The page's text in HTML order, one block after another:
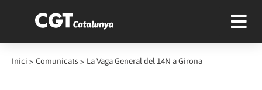
Inici > Comunicats > La Vaga General del 14N a Girona